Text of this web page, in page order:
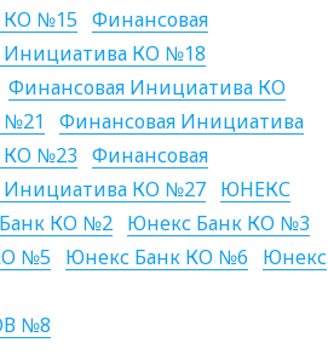
КО №15 Финансовая
Инициатива КО №18
Финансовая Инициатива КО
№21
Финансовая Инициатива
КО №23 Финансовая
Инициатива КО №27 ЮНЕКС
КО №2 Юнекс Банк КО №3
№5 Юнекс Банк КО №6
Юнекс
№8